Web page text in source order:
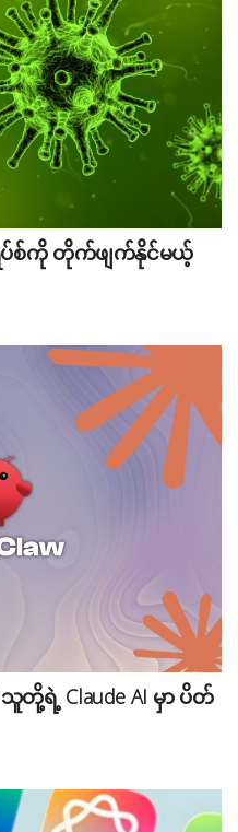
ပ်စ်ကို တိုက်ဖျက်နိုင်မယ့်
သူတို့ရဲ့ Claude AI မှာ ပိတ်